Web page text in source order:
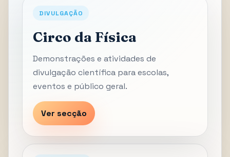
DIVULGAÇÃO
Circo da Física
Demonstrações e atividades de
divulgação científica para escolas,
eventos e público geral.
Ver secção